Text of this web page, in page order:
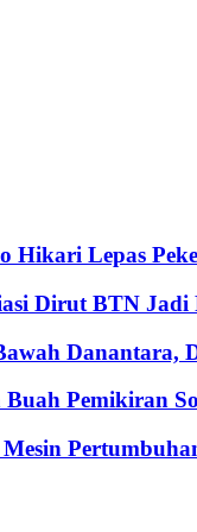
Hikari Lepas
Dirut BTN
Danantara,
Pemikiran